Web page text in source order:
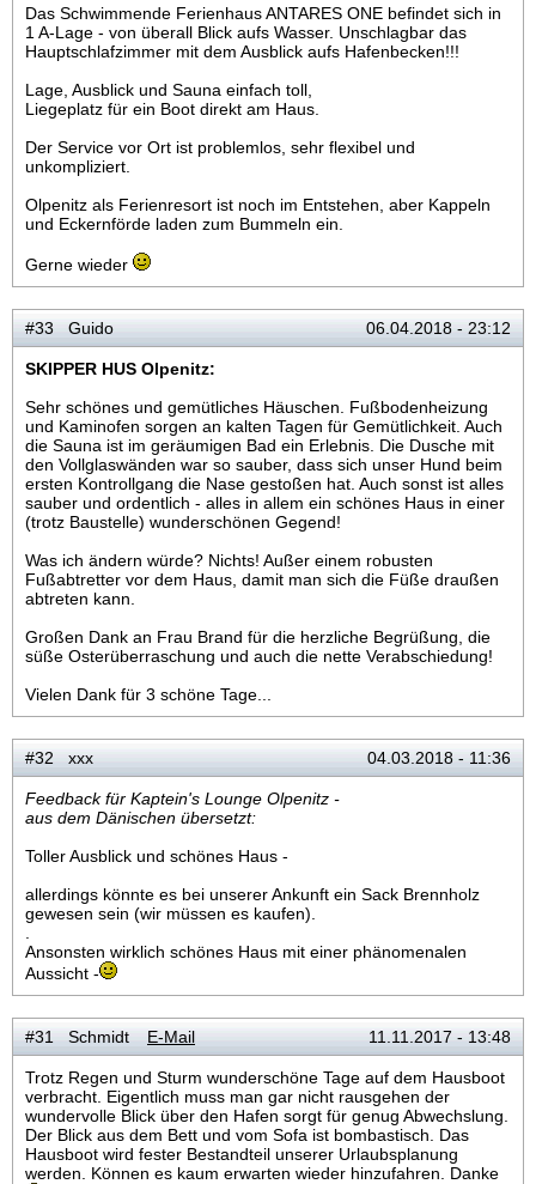
Das Schwimmende Ferienhaus ANTARES ONE befindet sich in
1 A-Lage - von überall Blick aufs Wasser. Unschlagbar das
Hauptschlafzimmer mit dem Ausblick aufs Hafenbecken!!!
Lage, Ausblick und Sauna einfach toll,
Liegeplatz für ein Boot direkt am Haus.
Der Service vor Ort ist problemlos, sehr flexibel und
unkompliziert.
Olpenitz als Ferienresort ist noch im Entstehen, aber Kappeln
und Eckernförde laden zum Bummeln ein.
Gerne wieder
#33 Guido 06.04.2018 - 23:12
SKIPPER HUS Olpenitz:
Sehr schönes und gemütliches Häuschen. Fußbodenheizung
und Kaminofen sorgen an kalten Tagen für Gemütlichkeit. Auch
die Sauna ist im geräumigen Bad ein Erlebnis. Die Dusche mit
den Vollglaswänden war so sauber, dass sich unser Hund beim
ersten Kontrollgang die Nase gestoßen hat. Auch sonst ist alles
sauber und ordentlich - alles in allem ein schönes Haus in einer
(trotz Baustelle) wunderschönen Gegend!
Was ich ändern würde? Nichts! Außer einem robusten
Fußabtretter vor dem Haus, damit man sich die Füße draußen
abtreten kann.
Großen Dank an Frau Brand für die herzliche Begrüßung, die
süße Osterüberraschung und auch die nette Verabschiedung!
Vielen Dank für 3 schöne Tage...
#32 xxx 04.03.2018 - 11:36
Feedback für Kaptein's Lounge Olpenitz -
aus dem Dänischen übersetzt:
Toller Ausblick und schönes Haus -
allerdings könnte es bei unserer Ankunft ein Sack Brennholz
gewesen sein (wir müssen es kaufen).
Ansonsten wirklich schönes Haus mit einer phänomenalen
Aussicht -
#31 Schmidt E-Mail 11.11.2017 - 13:48
Trotz Regen und Sturm wunderschöne Tage auf dem Hausboot
verbracht. Eigentlich muss man gar nicht rausgehen der
wundervolle Blick über den Hafen sorgt für genug Abwechslung.
Der Blick aus dem Bett und vom Sofa ist bombastisch. Das
Hausboot wird fester Bestandteil unserer Urlaubsplanung
werden. Können es kaum erwarten wieder hinzufahren. Danke